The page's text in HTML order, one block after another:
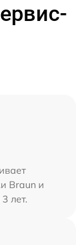
Braun и
лет.